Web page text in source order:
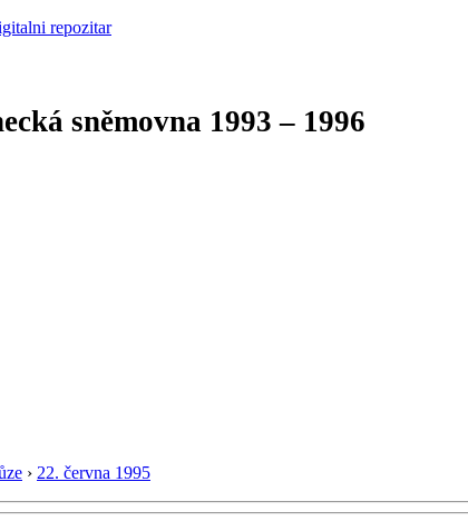
sněmovna 1993 – 1996
› 22. června 1995